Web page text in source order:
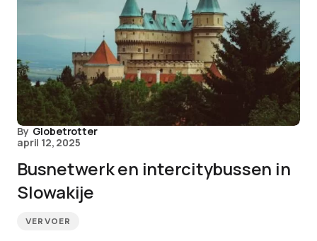
By Globetrotter
april 12, 2025
Busnetwerk en intercitybussen in
Slowakije
VERVOER